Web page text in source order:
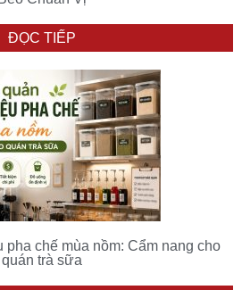
ĐỌC TIẾP
pha chế mùa nồm: Cẩm nang cho
quán trà sữa